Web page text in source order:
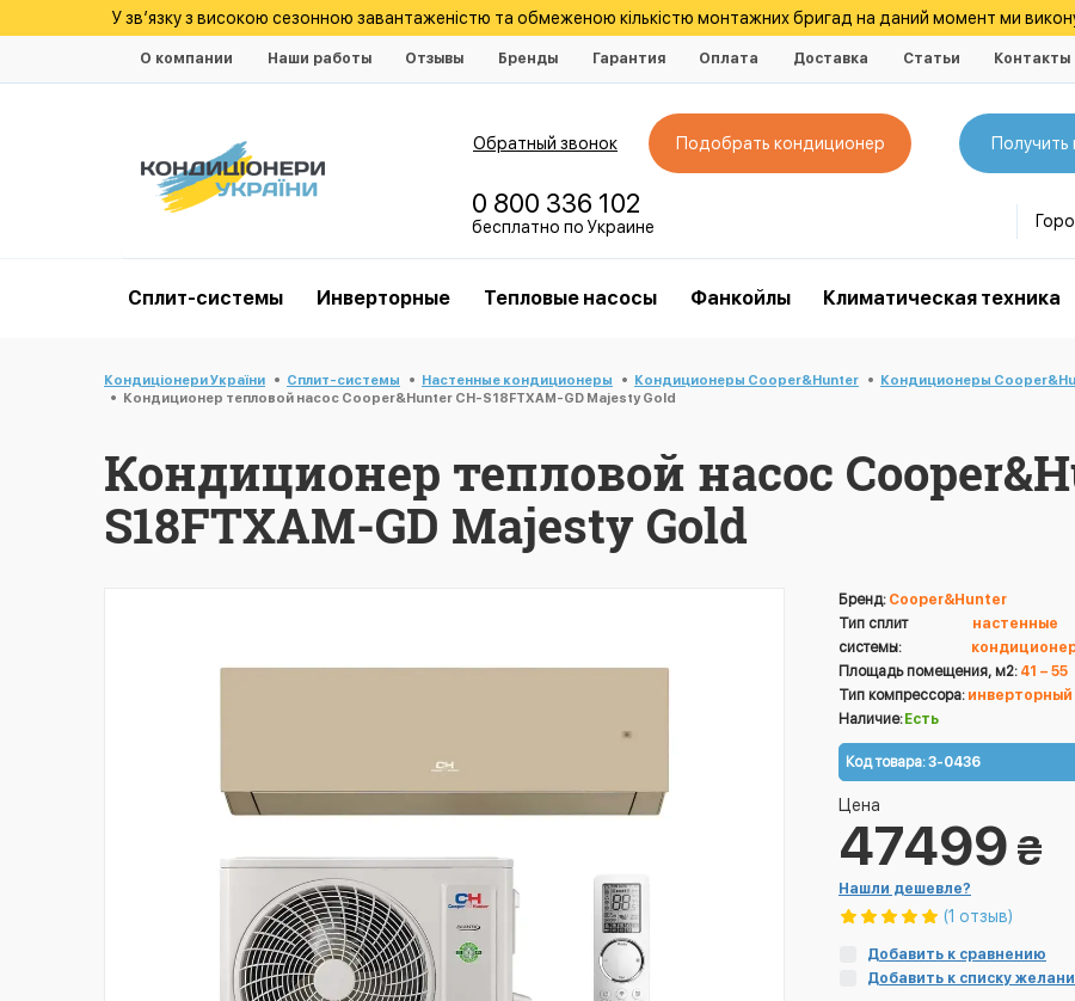
У зв’язку з високою сезонною завантаженістю та обмеженою кількістю монтажних бригад на даний момент ми
О компании Наши работы Отзывы Бренды Гарантия Оплата Доставка Статьи Контакты
Обратный звонок Подобрать кондиционер Получить
0 800 336 102
бесплатно по Украине
Cплит-системы Инверторные Тепловые насосы Фанкойлы Климатическая техника
Кондиціонери України Cплит-системы Настенные кондиционеры Кондиционеры Cooper&Hunter
Кондиционеры
Кондиционер тепловой насос Cooper&Hunter CH-S18FTXAM-GD Majesty Gold
Кондиционер тепловой насос
S18FTXAM-GD Majesty Gold
Бренд: Cooper&Hunter
Тип сплит
системы:
настенные
Площадь помещения, м2: 41 – 55
Тип компрессора: инверторный
Наличие: Есть
Код товара:3-0436
Цена
47499 ₴
Нашли дешевле?
(1 отзыв)
Добавить к сравнению
Добавить к списку